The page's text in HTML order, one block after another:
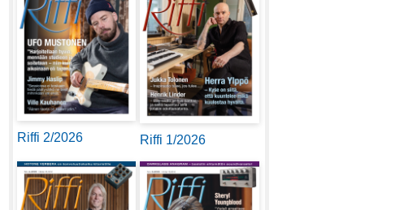
Riffi 2/2026 Riffi 1/2026